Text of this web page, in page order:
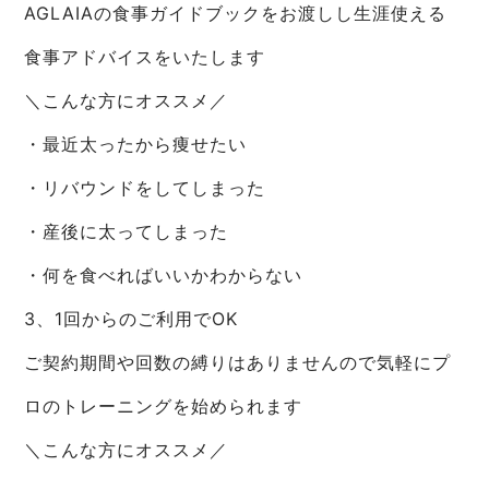
AGLAIAの食事ガイドブックをお渡しし生涯使える
食事アドバイスをいたします
＼こんな方にオススメ／
・最近太ったから痩せたい
・リバウンドをしてしまった
・産後に太ってしまった
・何を食べればいいかわからない
3、1回からのご利用でOK
ご契約期間や回数の縛りはありませんので気軽にプ
ロのトレーニングを始められます
＼こんな方にオススメ／